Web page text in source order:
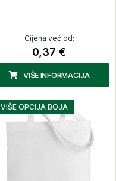
Cijena već od:
0,37 €
VIŠE INFORMACIJA
VIŠE OPCIJA BOJA